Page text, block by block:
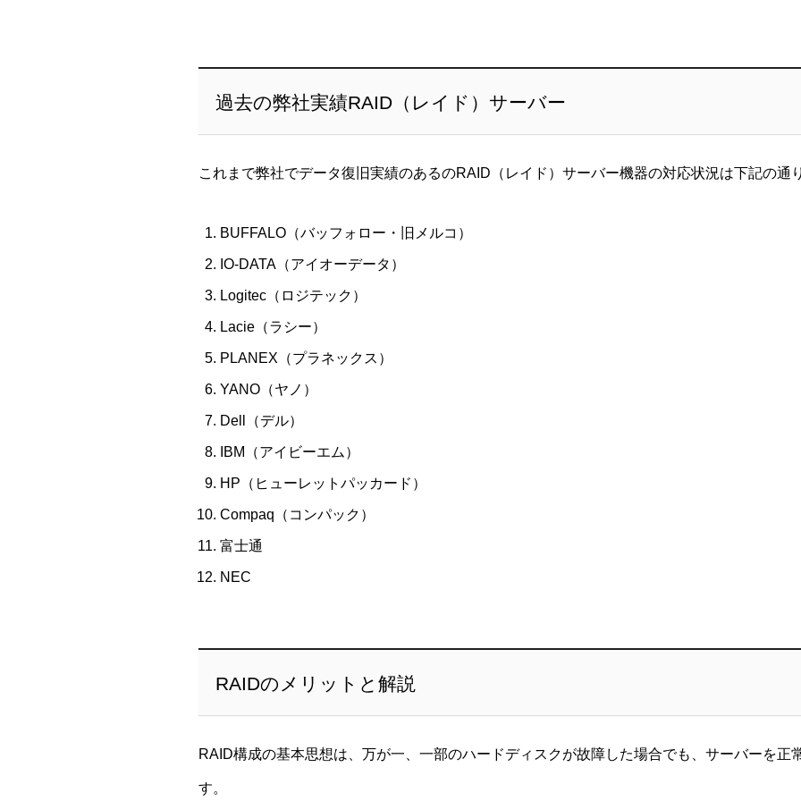
過去の弊社実績RAID（レイド）サーバー
これまで弊社でデータ復旧実績のあるのRAID（レイド）サーバー機器の対応状況は下記の通
BUFFALO（バッフォロー・旧メルコ）
IO-DATA（アイオーデータ）
Logitec（ロジテック）
Lacie（ラシー）
PLANEX（プラネックス）
YANO（ヤノ）
Dell（デル）
IBM（アイビーエム）
HP（ヒューレットパッカード）
Compaq（コンパック）
富士通
NEC
RAIDのメリットと解説
RAID構成の基本思想は、万が一、一部のハードディスクが故障した場合でも、サーバーを正
す。